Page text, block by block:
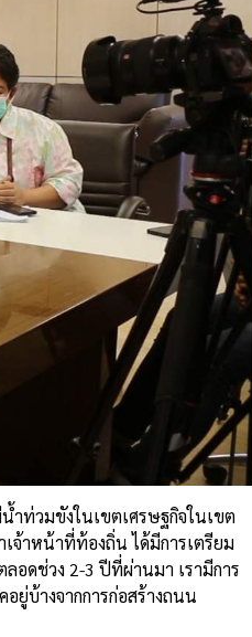
ท่วมขังในเขตเศรษฐกิจในเขต
จ้าหน้าที่ท้องถิ่น ได้มีการเตรียม
ลอดช่วง 2-3 ปีที่ผ่านมา เรามีการ
ยู่บ้างจากการก่อสร้างถนน